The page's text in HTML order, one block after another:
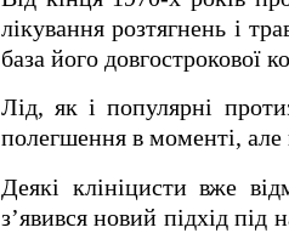
лікування розтягнень і
база його довгострокової
Лід, як і популярні
полегшення в моменті, але
Деякі клініцисти вже
з’явився новий підхід